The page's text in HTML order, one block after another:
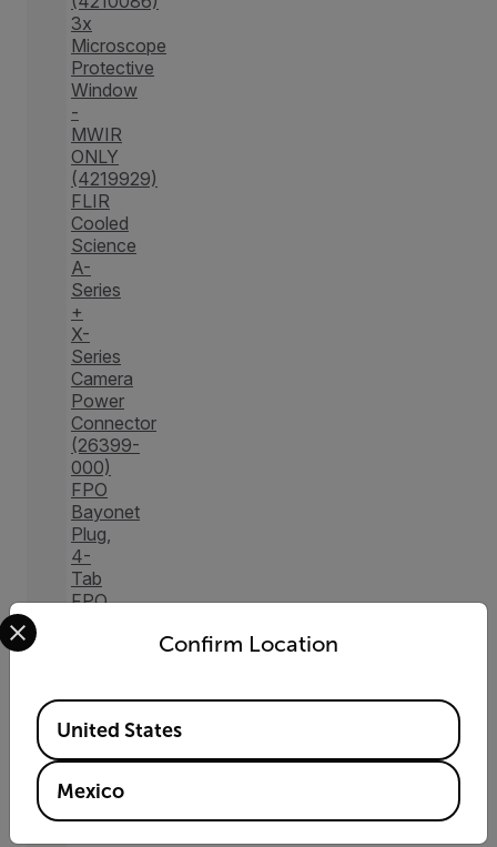
3x
Microscope
Protective
Window
-
MWIR
ONLY
(4219929)
FLIR
Cooled
Science
A-
Series
+
X-
Series
Camera
Power
Connector
(26399-
000)
FPO
Bayonet
Plug,
4-
Tab
FPO
Adaptadores
de
Confirm Location
Select your preferred country and language from the
Available Locations
United States
Mexico